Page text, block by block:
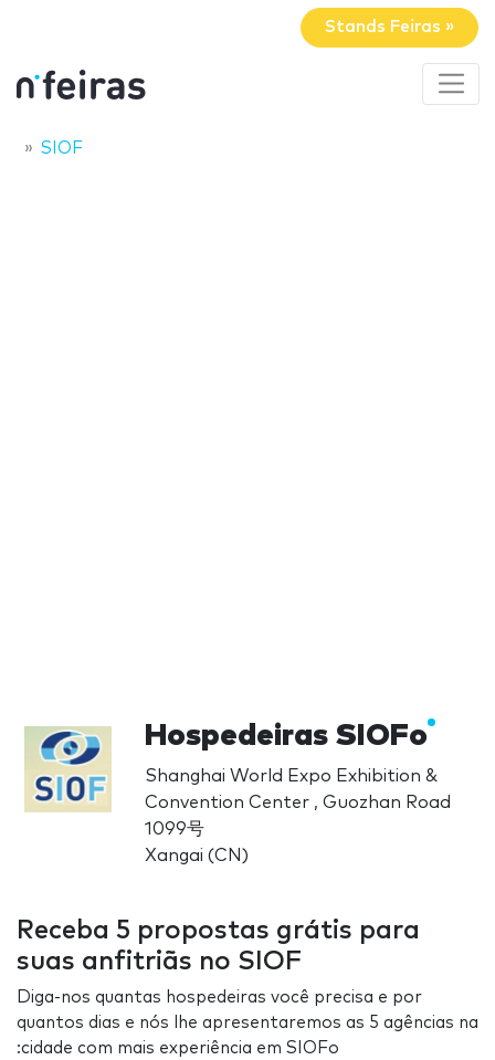
Stands Feiras »
SIOF
Hospedeiras SIOFo
Shanghai World Expo Exhibition &
Convention Center , Guozhan Road
1099号
Xangai (CN)
Receba 5 propostas grátis para
suas anfitriãs no SIOF
Diga-nos quantas hospedeiras você precisa e por
quantos dias e nós lhe apresentaremos as 5 agências na
:cidade com mais experiência em SIOFo